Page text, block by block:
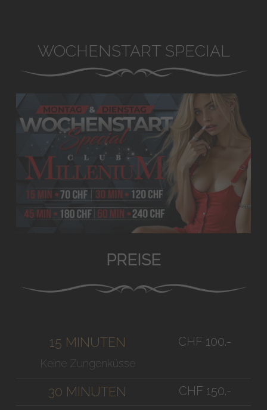
WOCHENSTART SPECIAL
PREISE
15 MINUTEN
Keine Zungenküsse
CHF 100.-
30 MINUTEN CHF 150.-